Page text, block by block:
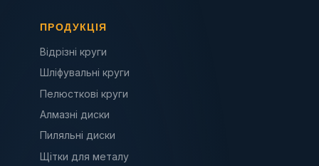
ПРОДУКЦІЯ
Відрізні круги
Шліфувальні круги
Пелюсткові круги
Алмазні диски
Пиляльні диски
Щітки для металу